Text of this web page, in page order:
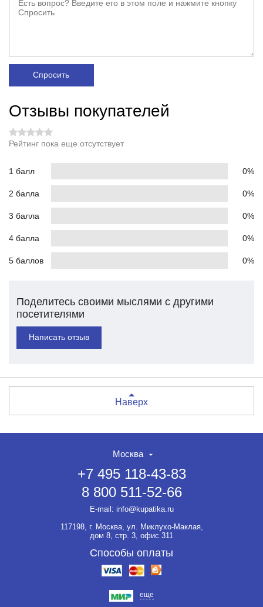
Спросить
Отзывы покупателей
Рейтинг пока еще отсутствует
1 балл 0%
2 балла 0%
3 балла 0%
4 балла 0%
5 баллов 0%
Поделитесь своими мыслями с другими
посетителями
Написать отзыв
Наверх
Москва
+7 495 118-43-83
8 800 511-52-66
E-mail: info@kupatika.ru
117198, г. Москва, ул. Миклухо-Маклая,
дом 8, стр. 3, офис 311
Способы оплаты
еще